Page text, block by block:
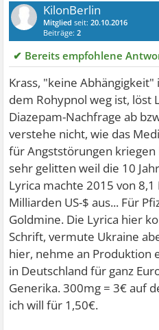
KilonBerlin
Mitglied seit:20.10.2016
Beiträge:2
✔ Bereits empfohlene
Krass, "keine
dem Rohypnol weg ist, löst
Diazepam-Nachfrage ab
verstehe nicht, wie das
für Angststörungen
sehr gelitten weil die 10
Lyrica machte 2015 von
Milliarden US-$ aus... Für
Goldmine. Die Lyrica hier
Schrift, vermute Ukraine
hier, nehme an Produktion
in Deutschland für ganz
Generika. 300mg = 3€ auf
ich will für 1,50€.